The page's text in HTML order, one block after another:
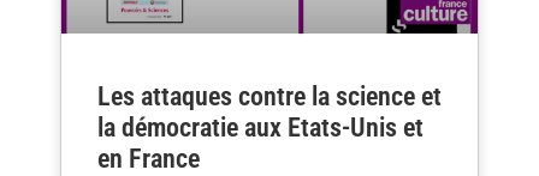
Les attaques contre la science et
la démocratie aux Etats-Unis et
en France